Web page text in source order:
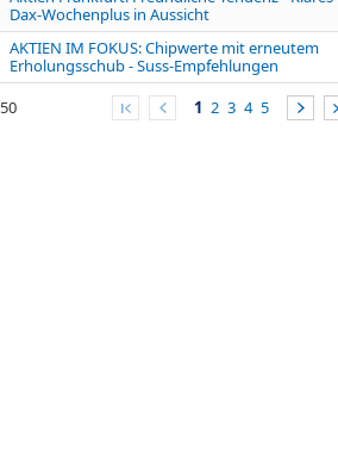
Dax-Wochenplus in Aussicht
AKTIEN IM FOKUS: Chipwerte mit erneutem
Erholungsschub - Suss-Empfehlungen
50 1 2 3 4 5